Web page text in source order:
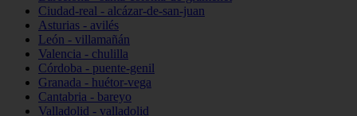
Ciudad-real - alcázar-de-san-juan
Asturias - avilés
León - villamañán
Valencia - chulilla
Córdoba - puente-genil
Granada - huétor-vega
Cantabria - bareyo
Valladolid - valladolid